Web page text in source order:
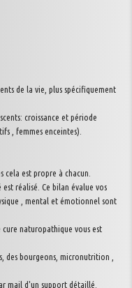
de la vie, plus spécifiquement
croissance et période
, femmes enceintes).
cela est propre à chacun.
réalisé. Ce bilan évalue vos
, mental et émotionnel sont
naturopathique vous est
des bourgeons, micronutrition ,
mail d'un support détaillé.